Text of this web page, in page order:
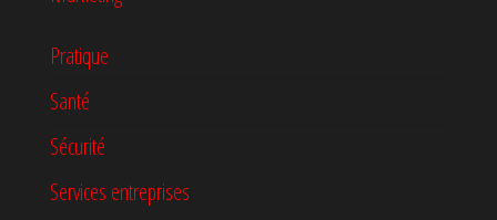
Pratique
Santé
Sécurité
Services entreprises